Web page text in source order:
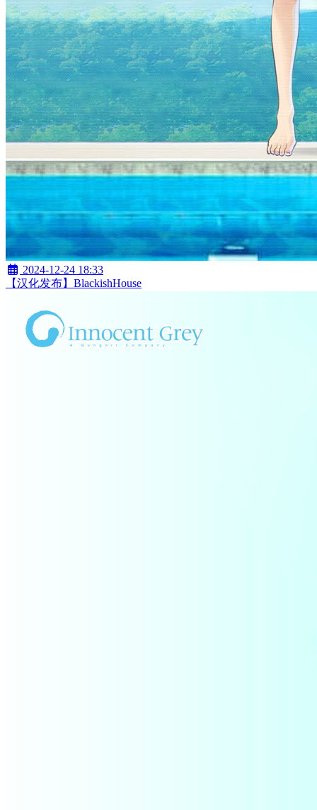
2024-12-24 18:33
【汉化发布】BlackishHouse